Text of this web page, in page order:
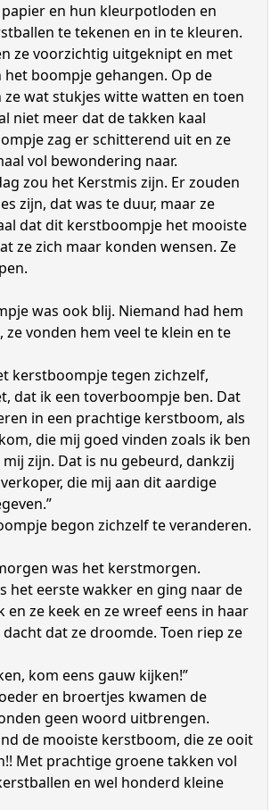
en hun kleurpotloden en
te tekenen en in te kleuren.
ze voorzichtig uitgeknipt en met
het boompje gehangen. Op de
ze wat stukjes witte watten en toen
niet meer dat de takken kaal
zag er schitterend uit en ze
vol bewondering naar.
zou het Kerstmis zijn. Er zouden
zijn, dat was te duur, maar ze
dat dit kerstboompje het mooiste
ze zich maar konden wensen. Ze
was ook blij. Niemand had hem
ze vonden hem veel te klein en te
kerstboompje tegen zichzelf,
dat ik een toverboompje ben. Dat
in een prachtige kerstboom, als
die mij goed vinden zoals ik ben
zijn. Dat is nu gebeurd, dankzij
die mij aan dit aardige
begon zichzelf te veranderen.
was het kerstmorgen.
het eerste wakker en ging naar de
en ze keek en ze wreef eens in haar
dat ze droomde. Toen riep ze
kom eens gauw kijken!”
en broertjes kwamen de
geen woord uitbrengen.
de mooiste kerstboom, die ze ooit
Met prachtige groene takken vol
en wel honderd kleine